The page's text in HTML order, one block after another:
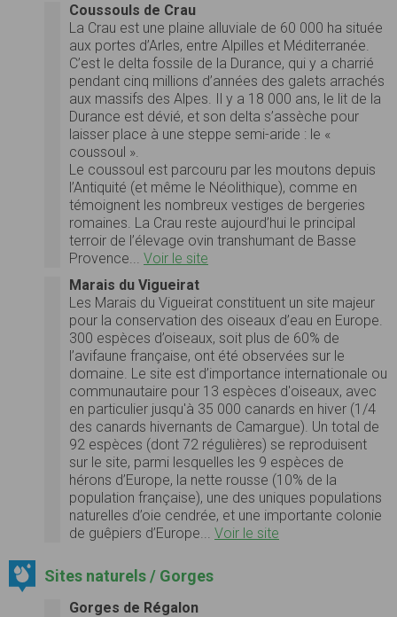
Coussouls de Crau
La Crau est une plaine alluviale de 60 000 ha située
aux portes d’Arles, entre Alpilles et Méditerranée.
C’est le delta fossile de la Durance, qui y a charrié
pendant cinq millions d’années des galets arrachés
aux massifs des Alpes. Il y a 18 000 ans, le lit de la
Durance est dévié, et son delta s’assèche pour
laisser place à une steppe semi-aride : le «
coussoul ».
Le coussoul est parcouru par les moutons depuis
l’Antiquité (et même le Néolithique), comme en
témoignent les nombreux vestiges de bergeries
romaines. La Crau reste aujourd’hui le principal
terroir de l’élevage ovin transhumant de Basse
Provence... Voir le site
Marais du Vigueirat
Les Marais du Vigueirat constituent un site majeur
pour la conservation des oiseaux d’eau en Europe.
300 espèces d’oiseaux, soit plus de 60% de
l’avifaune française, ont été observées sur le
domaine. Le site est d’importance internationale ou
communautaire pour 13 espèces d'oiseaux, avec
en particulier jusqu'à 35 000 canards en hiver (1/4
des canards hivernants de Camargue). Un total de
92 espèces (dont 72 régulières) se reproduisent
sur le site, parmi lesquelles les 9 espèces de
hérons d’Europe, la nette rousse (10% de la
population française), une des uniques populations
naturelles d’oie cendrée, et une importante colonie
de guêpiers d’Europe...
Voir le site
Sites naturels / Gorges
Gorges de Régalon